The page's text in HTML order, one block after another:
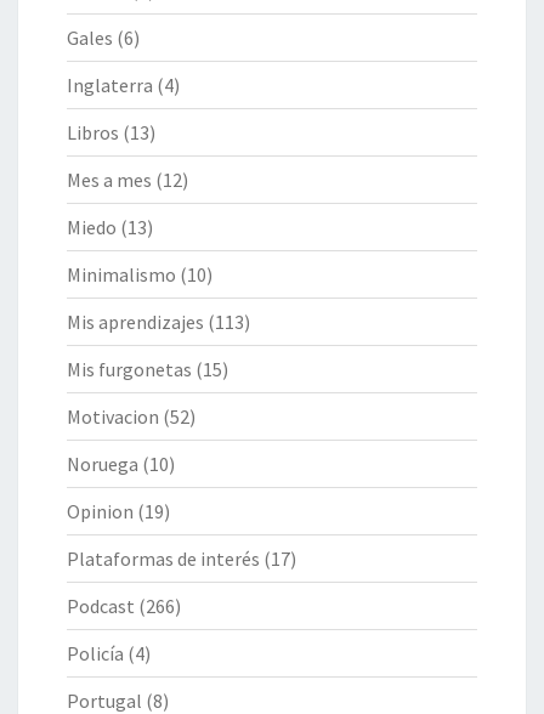
Gales (6)
Inglaterra (4)
Libros (13)
Mes a mes (12)
Miedo (13)
Minimalismo (10)
Mis aprendizajes (113)
Mis furgonetas (15)
Motivacion (52)
Noruega (10)
Opinion (19)
Plataformas de interés (17)
Podcast (266)
Policía (4)
Portugal (8)